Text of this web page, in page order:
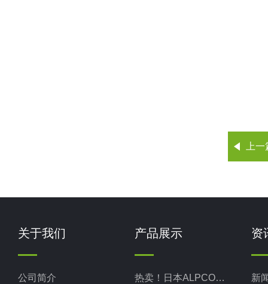
上
关于我们
公司简介
产品展示
热卖！日本ALPCO阿尔普
资
新